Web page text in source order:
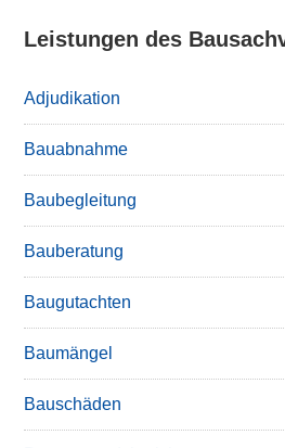
Leistungen des
Adjudikation
Bauabnahme
Baubegleitung
Bauberatung
Baugutachten
Baumängel
Bauschäden